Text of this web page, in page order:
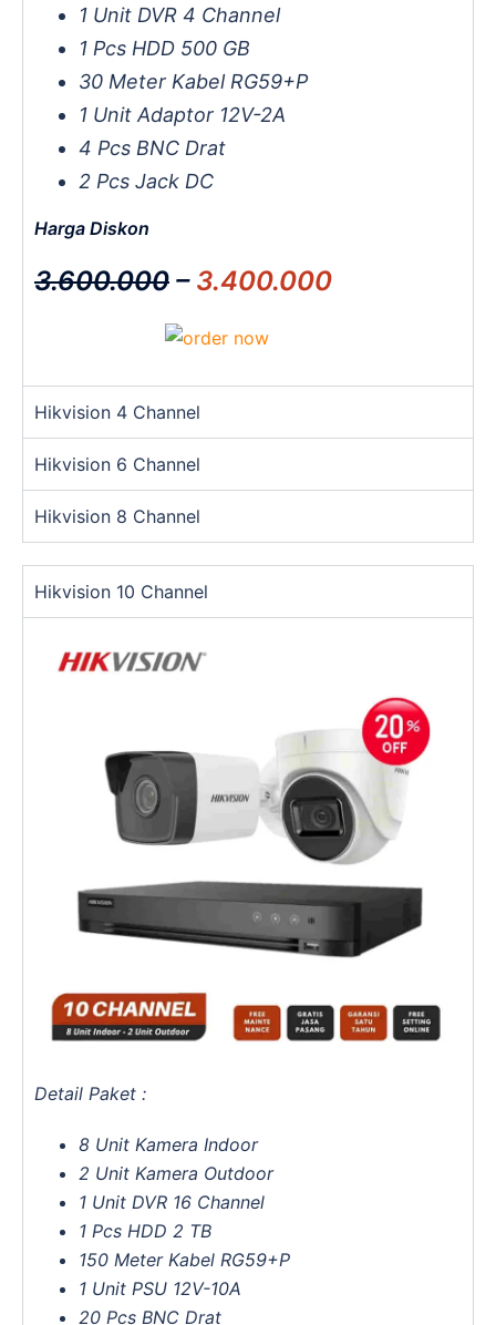
1 Unit DVR 4 Channel
1 Pcs HDD 500 GB
30 Meter Kabel RG59+P
1 Unit Adaptor 12V-2A
4 Pcs BNC Drat
2 Pcs Jack DC
Harga Diskon
3.600.000 – 3.400.000
Hikvision 4 Channel
Hikvision 6 Channel
Hikvision 8 Channel
Hikvision 10 Channel
Detail Paket :
8 Unit Kamera Indoor
2 Unit Kamera Outdoor
1 Unit DVR 16 Channel
1 Pcs HDD 2 TB
150 Meter Kabel RG59+P
1 Unit PSU 12V-10A
20 Pcs BNC Drat